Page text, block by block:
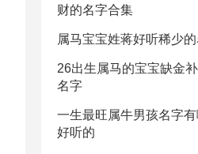
财的名字合集
属马宝宝姓蒋好听稀少
26出生属马的宝宝缺金
名字
一生最旺属牛男孩名字
好听的